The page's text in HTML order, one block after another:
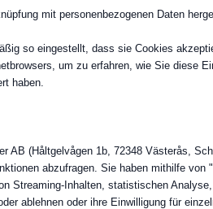
mit personenbezogenen Daten
so eingestellt, dass sie Cookies
um zu erfahren, wie Sie diese
haben.
AB (Håltgelvågen 1b, 72348 Västerås,
abzufragen. Sie haben mithilfe
Inhalten, statistischen
ablehnen oder ihre Einwilligung für